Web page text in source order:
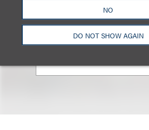
NO
DO NOT SHOW AGAIN
Co-Chair, Family Office
+1.312.464.3357
Email